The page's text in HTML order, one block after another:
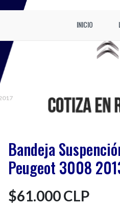
INICIO
Bandeja
Peugeot 3008
$61.000 CLP